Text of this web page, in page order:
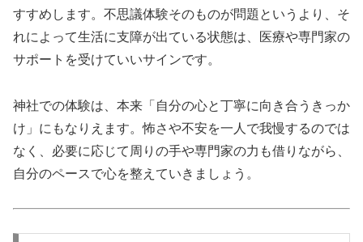
すすめします。不思議体験そのものが問題というより、そ
れによって生活に支障が出ている状態は、医療や専門家の
サポートを受けていいサインです。
神社での体験は、本来「自分の心と丁寧に向き合うきっか
け」にもなりえます。怖さや不安を一人で我慢するのでは
なく、必要に応じて周りの手や専門家の力も借りながら、
自分のペースで心を整えていきましょう。